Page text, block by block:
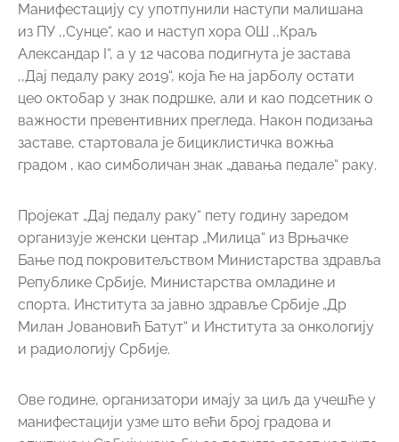
Манифестацију су употпунили наступи малишана
из ПУ ,,Сунце“, као и наступ хора ОШ ,,Краљ
Александар I“, а у 12 часова подигнута је застава
,,Дај педалу раку 2019“, која ће на јарболу остати
цео октобар у знак подршке, али и као подсетник о
важности превентивних прегледа. Након подизања
заставе, стартовала је бициклистичка вожња
градом , као симболичан знак „давања педале“ раку.
Пројекат „Дај педалу раку“ пету годину заредом
организује женски центар „Милица“ из Врњачке
Бање под покровитељством Министарства здравља
Републике Србије, Министарства омладине и
спорта, Института за јавно здравље Србије „Др
Милан Јовановић Батут“ и Института за онкологију
и радиологију Србије.
Ове године, организатори имају за циљ да учешће у
манифестацији узме што већи број градова и